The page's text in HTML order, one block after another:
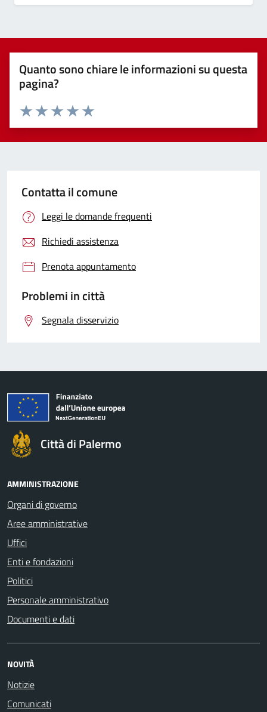
Quanto sono chiare le informazioni su questa
pagina?
Valuta 5 stelle su 5
Valuta 4 stelle su 5
Valuta 3 stelle su 5
Valuta 2 stelle su 5
Valuta 1 stelle su 5
Contatta il comune
Leggi le domande frequenti
Richiedi assistenza
Prenota appuntamento
Problemi in città
Segnala disservizio
Città di Palermo
AMMINISTRAZIONE
Organi di governo
Aree amministrative
Uffici
Enti e fondazioni
Politici
Personale amministrativo
Documenti e dati
NOVITÀ
Notizie
Comunicati